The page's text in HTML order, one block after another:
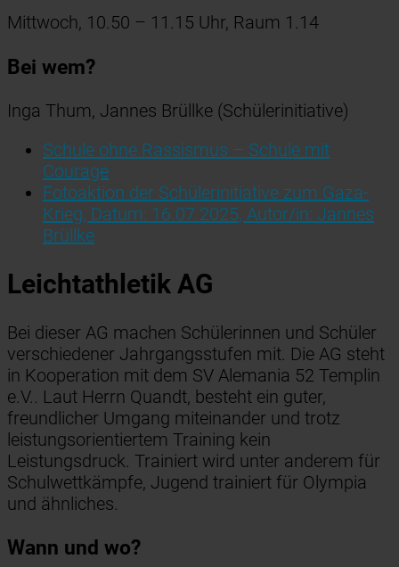
Mittwoch, 10.50 – 11.15 Uhr, Raum 1.14
Bei wem?
Inga Thum, Jannes Brüllke (Schülerinitiative)
Schule ohne Rassismus – Schule mit
Courage
Fotoaktion der Schülerinitiative zum Gaza-
Krieg, Datum: 16.07.2025, Autor/in: Jannes
Brüllke
Leichtathletik AG
Bei dieser AG machen Schülerinnen und Schüler
verschiedener Jahrgangsstufen mit. Die AG steht
in Kooperation mit dem SV Alemania 52 Templin
e.V.. Laut Herrn Quandt, besteht ein guter,
freundlicher Umgang miteinander und trotz
leistungsorientiertem Training kein
Leistungsdruck. Trainiert wird unter anderem für
Schulwettkämpfe, Jugend trainiert für Olympia
und ähnliches.
Wann und wo?